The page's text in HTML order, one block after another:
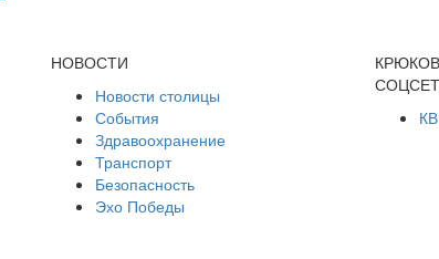
НОВОСТИ
Новости столицы
События
Здравоохранение
Транспорт
Безопасность
Эхо Победы